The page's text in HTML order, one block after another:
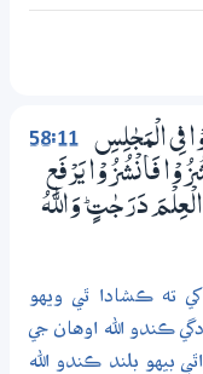
58:11
فِي الْمَجٰلِسِ
فَانْشُزُوْا يَرْفَعِ
الْعِلْمَ دَرَجٰتٍ ۭ وَاللّٰهُ
ته ڪشادا ٿي ويهو
ڪندو الله اوهان جي
بيهو بلند ڪندو الله